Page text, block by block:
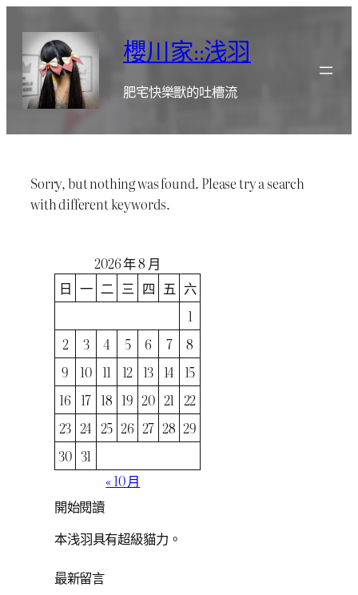
櫻川家::浅羽
肥宅快樂獸的吐槽流
Sorry, but nothing was found. Please try a search
with different keywords.
2026 年 8 月
日 一 二 三 四 五 六
1
2
3 4 5 6 7
8
9
10 11 12 13 14 15
16 17 18 19 20 21 22
23 24 25 26 27 28 29
30 31
« 10 月
開始閱讀
本浅羽具有超級貓力。
最新留言